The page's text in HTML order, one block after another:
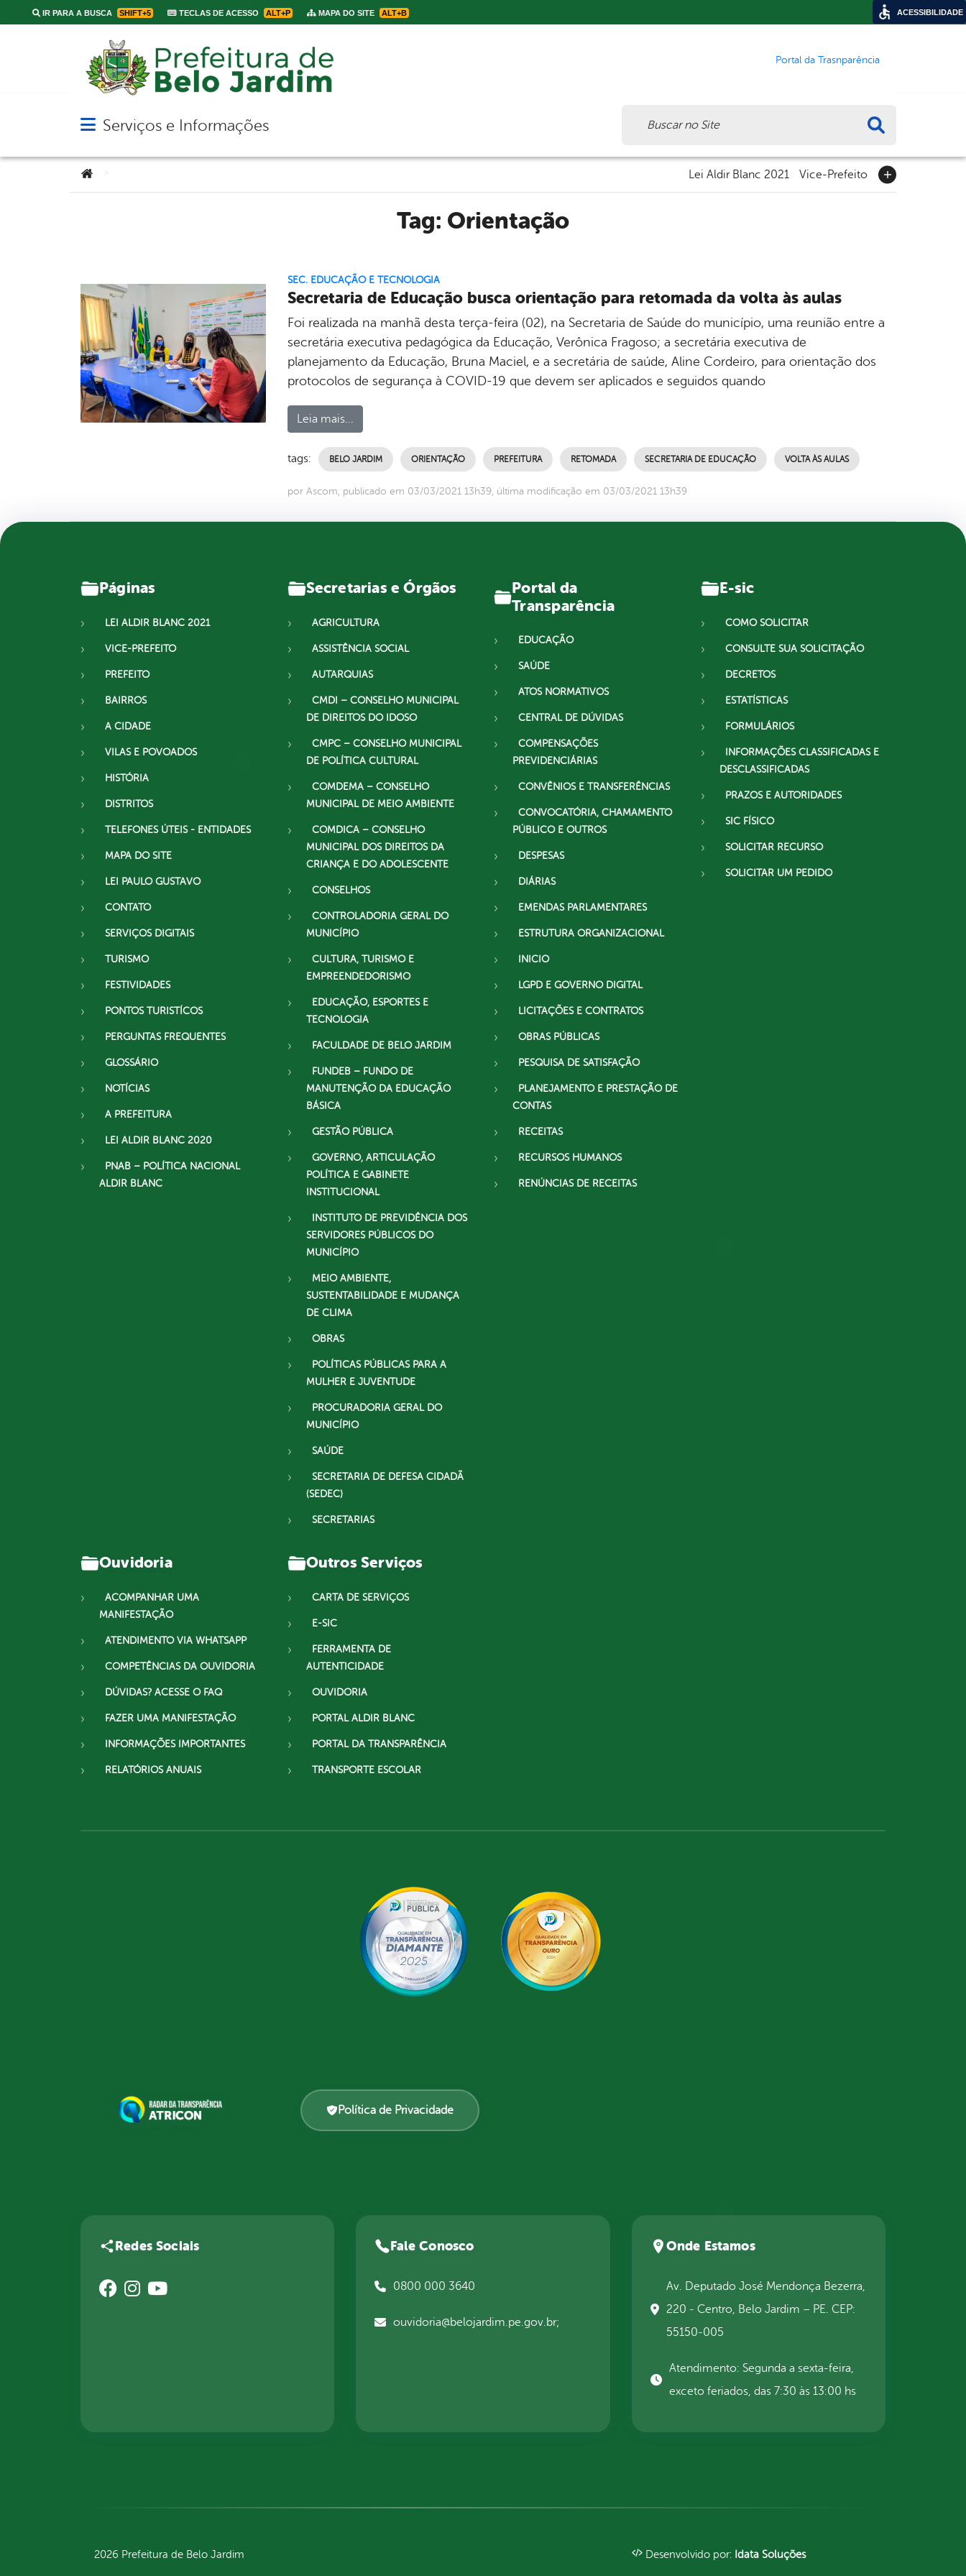
IR PARA A BUSCA SHIFT+5 TECLAS DE ACESSO ALT+P MAPA DO SITE ALT+B
Portal da Trasnparência
Abrir menu principal de navegação
Serviços e Informações
Você está aqui: Lei Aldir Blanc 2021 Vice-Prefeito
Tag: Orientação
SEC. EDUCAÇÃO E TECNOLOGIA
Secretaria de Educação busca orientação para retomada da volta às aulas
Foi realizada na manhã desta terça-feira (02), na Secretaria de Saúde do município, uma reunião entre a
secretária executiva pedagógica da Educação, Verônica Fragoso; a secretária executiva de
planejamento da Educação, Bruna Maciel, e a secretária de saúde, Aline Cordeiro, para orientação dos
protocolos de segurança à COVID-19 que devem ser aplicados e seguidos quando
Leia mais...
tags: BELO JARDIM ORIENTAÇÃO PREFEITURA RETOMADA SECRETARIA DE EDUCAÇÃO VOLTA ÀS AULAS
por Ascom, publicado em 03/03/2021 13h39, última modificação em 03/03/2021 13h39
Páginas
LEI ALDIR BLANC 2021
VICE-PREFEITO
PREFEITO
BAIRROS
A CIDADE
VILAS E POVOADOS
HISTÓRIA
DISTRITOS
TELEFONES ÚTEIS - ENTIDADES
MAPA DO SITE
LEI PAULO GUSTAVO
CONTATO
SERVIÇOS DIGITAIS
TURISMO
FESTIVIDADES
PONTOS TURISTÍCOS
PERGUNTAS FREQUENTES
GLOSSÁRIO
NOTÍCIAS
A PREFEITURA
LEI ALDIR BLANC 2020
PNAB – POLÍTICA NACIONAL
ALDIR BLANC
Secretarias e Órgãos
AGRICULTURA
ASSISTÊNCIA SOCIAL
AUTARQUIAS
CMDI – CONSELHO MUNICIPAL
DE DIREITOS DO IDOSO
CMPC – CONSELHO MUNICIPAL
DE POLÍTICA CULTURAL
COMDEMA – CONSELHO
MUNICIPAL DE MEIO AMBIENTE
COMDICA – CONSELHO
MUNICIPAL DOS DIREITOS DA
CRIANÇA E DO ADOLESCENTE
CONSELHOS
CONTROLADORIA GERAL DO
MUNICÍPIO
CULTURA, TURISMO E
EMPREENDEDORISMO
EDUCAÇÃO, ESPORTES E
TECNOLOGIA
FACULDADE DE BELO JARDIM
FUNDEB – FUNDO DE
MANUTENÇÃO DA EDUCAÇÃO
BÁSICA
GESTÃO PÚBLICA
GOVERNO, ARTICULAÇÃO
POLÍTICA E GABINETE
INSTITUCIONAL
INSTITUTO DE PREVIDÊNCIA DOS
SERVIDORES PÚBLICOS DO
MUNICÍPIO
MEIO AMBIENTE,
SUSTENTABILIDADE E MUDANÇA
DE CLIMA
OBRAS
POLÍTICAS PÚBLICAS PARA A
MULHER E JUVENTUDE
PROCURADORIA GERAL DO
MUNICÍPIO
SAÚDE
SECRETARIA DE DEFESA CIDADÃ
(SEDEC)
SECRETARIAS
Portal da
Transparência
EDUCAÇÃO
SAÚDE
ATOS NORMATIVOS
CENTRAL DE DÚVIDAS
COMPENSAÇÕES
PREVIDENCIÁRIAS
CONVÊNIOS E TRANSFERÊNCIAS
CONVOCATÓRIA, CHAMAMENTO
PÚBLICO E OUTROS
DESPESAS
DIÁRIAS
EMENDAS PARLAMENTARES
ESTRUTURA ORGANIZACIONAL
INICIO
LGPD E GOVERNO DIGITAL
LICITAÇÕES E CONTRATOS
OBRAS PÚBLICAS
PESQUISA DE SATISFAÇÃO
PLANEJAMENTO E PRESTAÇÃO DE
CONTAS
RECEITAS
RECURSOS HUMANOS
RENÚNCIAS DE RECEITAS
E-sic
COMO SOLICITAR
CONSULTE SUA SOLICITAÇÃO
DECRETOS
ESTATÍSTICAS
FORMULÁRIOS
INFORMAÇÕES CLASSIFICADAS E
DESCLASSIFICADAS
PRAZOS E AUTORIDADES
SIC FÍSICO
SOLICITAR RECURSO
SOLICITAR UM PEDIDO
Ouvidoria
ACOMPANHAR UMA
MANIFESTAÇÃO
ATENDIMENTO VIA WHATSAPP
COMPETÊNCIAS DA OUVIDORIA
DÚVIDAS? ACESSE O FAQ
FAZER UMA MANIFESTAÇÃO
INFORMAÇÕES IMPORTANTES
RELATÓRIOS ANUAIS
Outros Serviços
CARTA DE SERVIÇOS
E-SIC
FERRAMENTA DE
AUTENTICIDADE
OUVIDORIA
PORTAL ALDIR BLANC
PORTAL DA TRANSPARÊNCIA
TRANSPORTE ESCOLAR
Política de Privacidade
Redes Sociais Fale Conosco
0800 000 3640
ouvidoria@belojardim.pe.gov.br;
Onde Estamos
Av. Deputado José Mendonça Bezerra,
220 - Centro, Belo Jardim – PE. CEP:
55150-005
Atendimento: Segunda a sexta-feira,
exceto feriados, das 7:30 às 13:00 hs
2026 Prefeitura de Belo Jardim Desenvolvido por: Idata Soluções
ACESSIBILIDADE